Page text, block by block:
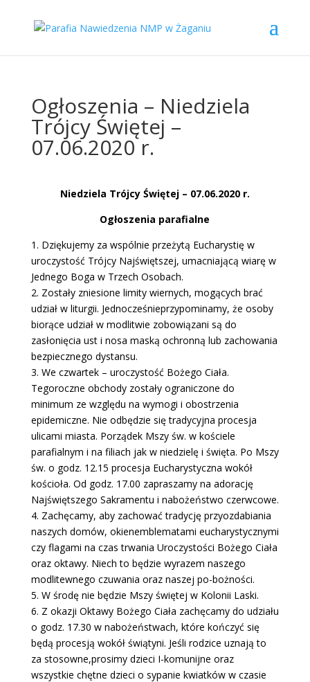
Ogłoszenia – Niedziela
Trójcy Świętej –
07.06.2020 r.
Niedziela Trójcy Świętej – 07.06.2020 r.
Ogłoszenia parafialne
1. Dziękujemy za wspólnie przeżytą Eucharystię w
uroczystość Trójcy Najświętszej, umacniającą wiarę w
Jednego Boga w Trzech Osobach.
2. Zostały zniesione limity wiernych, mogących brać
udział w liturgii. Jednocześnieprzypominamy, że osoby
biorące udział w modlitwie zobowiązani są do
zasłonięcia ust i nosa maską ochronną lub zachowania
bezpiecznego dystansu.
3. We czwartek – uroczystość Bożego Ciała.
Tegoroczne obchody zostały ograniczone do
minimum ze względu na wymogi i obostrzenia
epidemiczne. Nie odbędzie się tradycyjna procesja
ulicami miasta. Porządek Mszy św. w kościele
parafialnym i na filiach jak w niedzielę i święta. Po Mszy
św. o godz. 12.15 procesja Eucharystyczna wokół
kościoła. Od godz. 17.00 zapraszamy na adorację
Najświętszego Sakramentu i nabożeństwo czerwcowe.
4. Zachęcamy, aby zachować tradycję przyozdabiania
naszych domów, okienemblematami eucharystycznymi
czy flagami na czas trwania Uroczystości Bożego Ciała
oraz oktawy. Niech to będzie wyrazem naszego
modlitewnego czuwania oraz naszej po-bożności.
5. W środę nie będzie Mszy świętej w Kolonii Laski.
6. Z okazji Oktawy Bożego Ciała zachęcamy do udziału
o godz. 17.30 w nabożeństwach, które kończyć się
będą procesją wokół świątyni. Jeśli rodzice uznają to
za stosowne,prosimy dzieci I-komunijne oraz
wszystkie chętne dzieci o sypanie kwiatków w czasie